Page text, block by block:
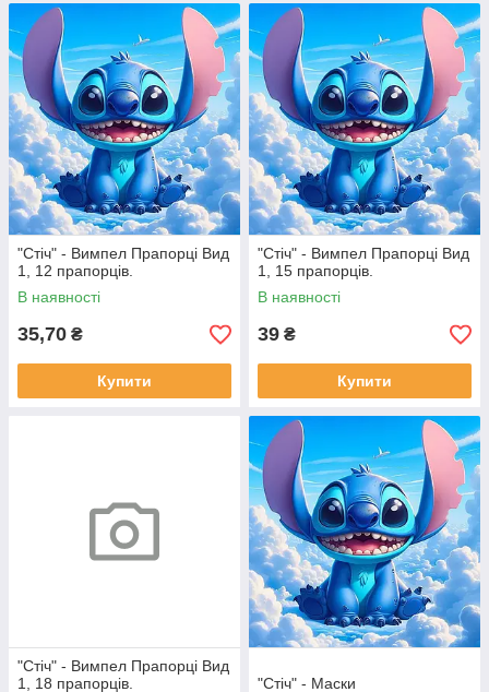
"Стіч" - Вимпел Прапорці Вид
1, 12 прапорців.
В наявності
35,70 ₴
Купити
"Стіч" - Вимпел Прапорці Вид
1, 15 прапорців.
В наявності
39 ₴
Купити
"Стіч" - Вимпел Прапорці Вид
1, 18 прапорців.
"Стіч" - Маски